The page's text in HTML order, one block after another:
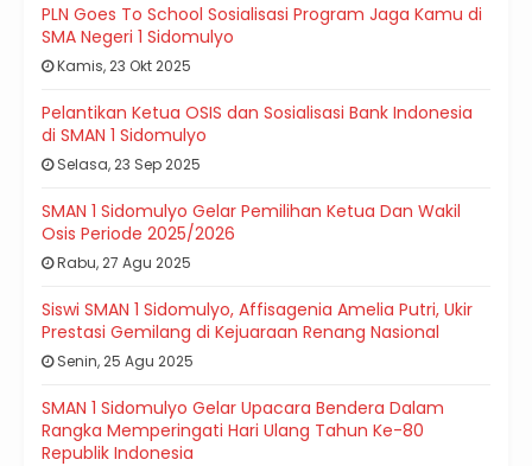
PLN Goes To School Sosialisasi Program Jaga Kamu di
SMA Negeri 1 Sidomulyo
Kamis, 23 Okt 2025
Pelantikan Ketua OSIS dan Sosialisasi Bank Indonesia
di SMAN 1 Sidomulyo
Selasa, 23 Sep 2025
SMAN 1 Sidomulyo Gelar Pemilihan Ketua Dan Wakil
Osis Periode 2025/2026
Rabu, 27 Agu 2025
Siswi SMAN 1 Sidomulyo, Affisagenia Amelia Putri, Ukir
Prestasi Gemilang di Kejuaraan Renang Nasional
Senin, 25 Agu 2025
SMAN 1 Sidomulyo Gelar Upacara Bendera Dalam
Rangka Memperingati Hari Ulang Tahun Ke-80
Republik Indonesia